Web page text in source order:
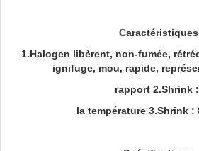
Caractéristiques
1.Halogen libèrent, non-fumée,
ignifuge, mou, rapide,
rapport 2.Shrink
la température 3.Shrink :